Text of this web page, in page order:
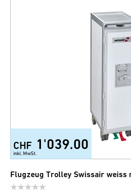
CHF 1'039.00
inkl. MwSt.
Flugzeug Trolley Swissair weiss